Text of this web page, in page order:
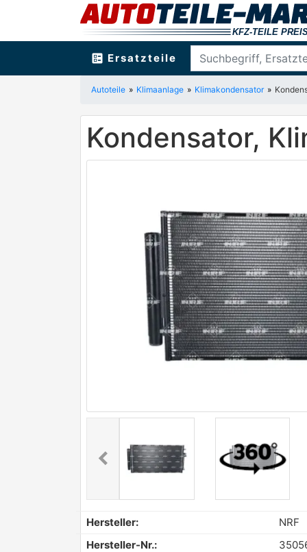
ballot Ersatzteile
Autoteile Klimaanlage Klimakondensator
Kondensator,
chevron_leftPrevious
Hersteller: NRF
Hersteller-Nr.: